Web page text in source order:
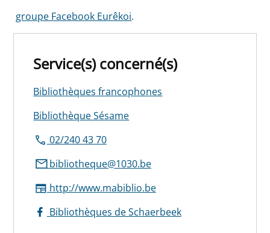
groupe Facebook Eurêkoi.
Service(s) concerné(s)
Bibliothèques francophones
Bibliothèque Sésame
02/240 43 70
bibliotheque@1030.be
http://www.mabiblio.be
Bibliothèques de Schaerbeek